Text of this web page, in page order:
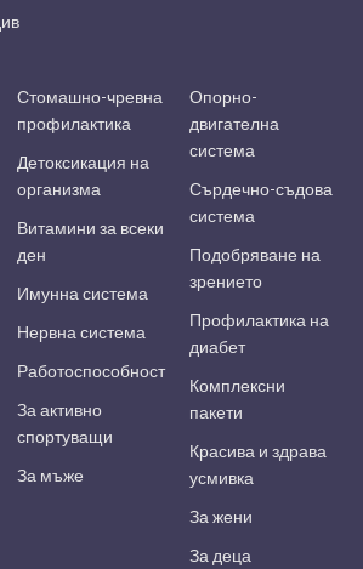
Стомашно-чревна
профилактика
Детоксикация на
организма
Витамини за всеки
ден
Имунна система
Нервна система
Работоспособност
За активно
спортуващи
За мъже
Опорно-
двигателна
система
Сърдечно-съдова
система
Подобряване на
зрението
Профилактика на
диабет
Комплексни
пакети
Красива и здрава
усмивка
За жени
За деца